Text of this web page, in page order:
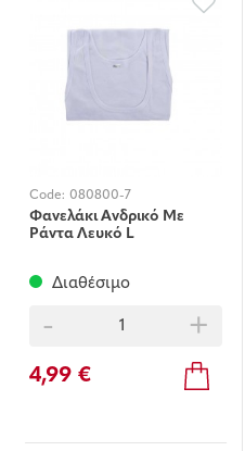
Code: 080800-7
Φανελάκι Ανδρικό Με
Ράντα Λευκό L
Διαθέσιμο
- +
4,99 €